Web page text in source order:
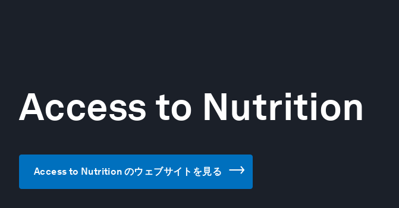
Access to Nutrition
Access to Nutrition のウェブサイトを見る